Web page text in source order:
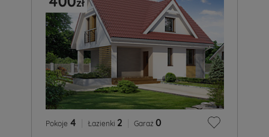
Pokoje 4 Łazienki 2 Garaż 0